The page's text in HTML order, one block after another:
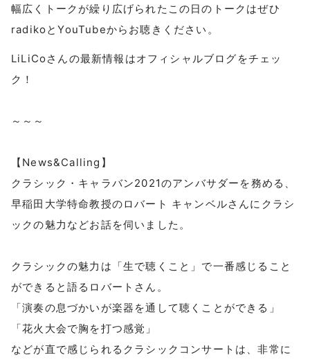
幅広くトークが繰り広げられたこの日のトークはぜひ
radikoとYouTubeからお聴きください。
LiLiCoさんの最新情報はオフィシャルブログをチェッ
ク！
～～～
【News&Calling】
クラシック・キャラバン2021のアンバサダーを務める、
早稲田大学特命教授のロバート キャンベルさんにクラシ
ックの魅力などお話を伺いました。
クラシックの魅力は「生で聴くこと」で一番感じること
ができると語るロバートさん。
「演奏の息づかいが楽器を通して聴くことができる」
「花火大会で胸を打つ感覚」
などが直で感じられるクラシックコンサートは、非常に